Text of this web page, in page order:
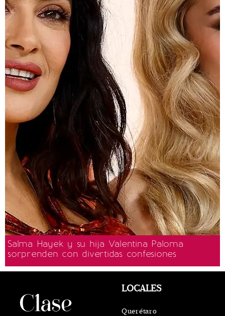
Salma Hayek y su hija Valentina Paloma
sorprenden con divertidas confesiones
LOCALES
Querétaro